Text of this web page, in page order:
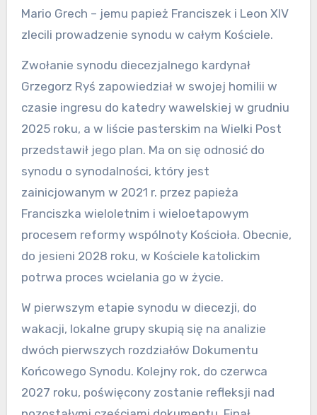
Mario Grech – jemu papież Franciszek i Leon XIV
zlecili prowadzenie synodu w całym Kościele.
Zwołanie synodu diecezjalnego kardynał
Grzegorz Ryś zapowiedział w swojej homilii w
czasie ingresu do katedry wawelskiej w grudniu
2025 roku, a w liście pasterskim na Wielki Post
przedstawił jego plan. Ma on się odnosić do
synodu o synodalności, który jest
zainicjowanym w 2021 r. przez papieża
Franciszka wieloletnim i wieloetapowym
procesem reformy wspólnoty Kościoła. Obecnie,
do jesieni 2028 roku, w Kościele katolickim
potrwa proces wcielania go w życie.
W pierwszym etapie synodu w diecezji, do
wakacji, lokalne grupy skupią się na analizie
dwóch pierwszych rozdziałów Dokumentu
Końcowego Synodu. Kolejny rok, do czerwca
2027 roku, poświęcony zostanie refleksji nad